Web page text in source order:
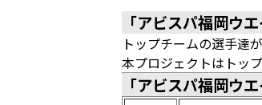
「アビスパ福岡ウ
トップチームの選手達
本プロジェクトはトッ
「アビスパ福岡ウ